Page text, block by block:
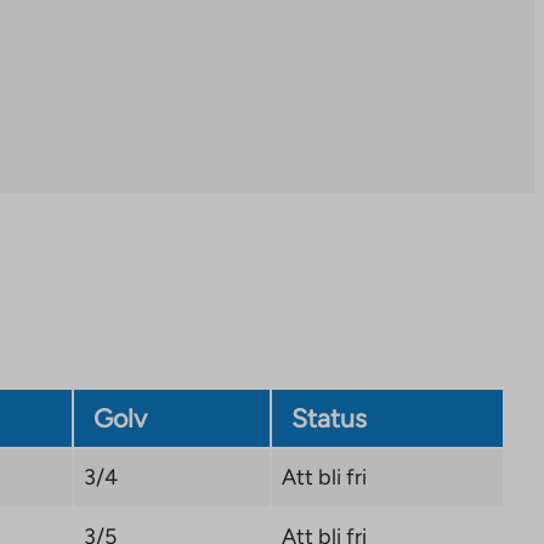
Golv Status
3/4 Att bli fri
3/5 Att bli fri